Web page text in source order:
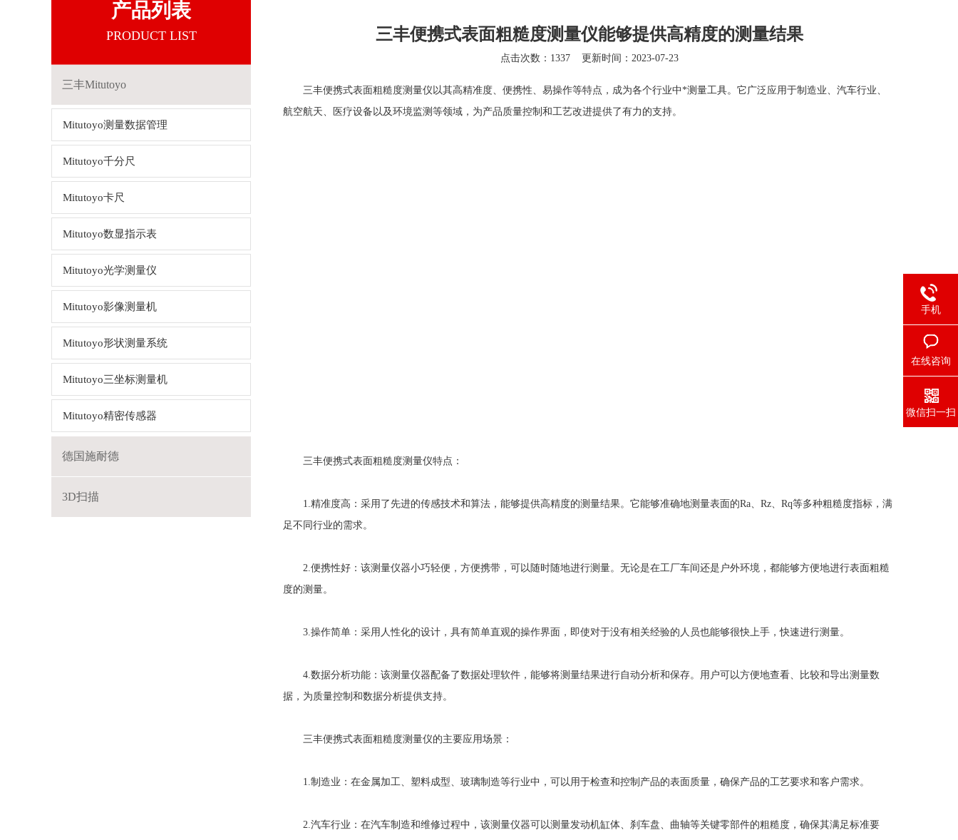
产品列表
PRODUCT LIST
三丰Mitutoyo
Mitutoyo测量数据管理
Mitutoyo千分尺
Mitutoyo卡尺
Mitutoyo数显指示表
Mitutoyo光学测量仪
Mitutoyo影像测量机
Mitutoyo形状测量系统
Mitutoyo三坐标测量机
Mitutoyo精密传感器
德国施耐德
3D扫描
三丰便携式表面粗糙度测量仪能够提供高精度的测量结果
点击次数：1337 更新时间：2023-07-23
三丰便携式表面粗糙度测量仪以其高精准度、便携性、易操作等特点，成为各个行业中*测量工具。它广泛应用于制造业、汽车行业、
航空航天、医疗设备以及环境监测等领域，为产品质量控制和工艺改进提供了有力的支持。
三丰便携式表面粗糙度测量仪特点：
1.精准度高：采用了先进的传感技术和算法，能够提供高精度的测量结果。它能够准确地测量表面的Ra、Rz、Rq等多种粗糙度指标，满
足不同行业的需求。
2.便携性好：该测量仪器小巧轻便，方便携带，可以随时随地进行测量。无论是在工厂车间还是户外环境，都能够方便地进行表面粗糙
度的测量。
3.操作简单：采用人性化的设计，具有简单直观的操作界面，即使对于没有相关经验的人员也能够很快上手，快速进行测量。
4.数据分析功能：该测量仪器配备了数据处理软件，能够将测量结果进行自动分析和保存。用户可以方便地查看、比较和导出测量数
据，为质量控制和数据分析提供支持。
三丰便携式表面粗糙度测量仪的主要应用场景：
1.制造业：在金属加工、塑料成型、玻璃制造等行业中，可以用于检查和控制产品的表面质量，确保产品的工艺要求和客户需求。
2.汽车行业：在汽车制造和维修过程中，该测量仪器可以测量发动机缸体、刹车盘、曲轴等关键零部件的粗糙度，确保其满足标准要
手机
在线咨询
微信扫一扫